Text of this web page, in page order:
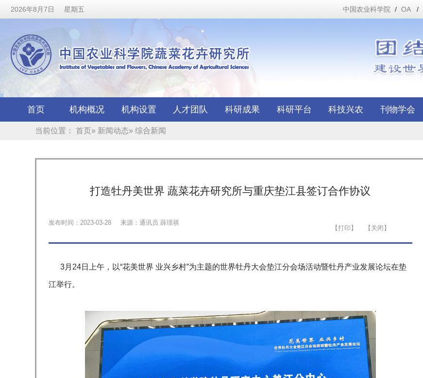
2026年8月7日 星期五 中国农业科学院 / OA /
首页 机构概况 机构设置 人才团队 科研成果 科研平台 科技兴农 刊物学会
当前位置： 首页» 新闻动态» 综合新闻
打造牡丹美世界 蔬菜花卉研究所与重庆垫江县签订合作协议
发布时间：2023-03-28 来源：通讯员 薛璟祺
3月24日上午，以“花美世界 业兴乡村”为主题的世界牡丹大会垫江分会场活动暨牡丹产业发展论坛在垫
江举行。